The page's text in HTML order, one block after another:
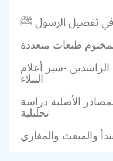
في تفضيل الرسول ﷺ
طبعات متعددة
الراشدين -سير أعلام
النبلاء
الأصلية دراسة
تحليلية
والمبعث والمغازي